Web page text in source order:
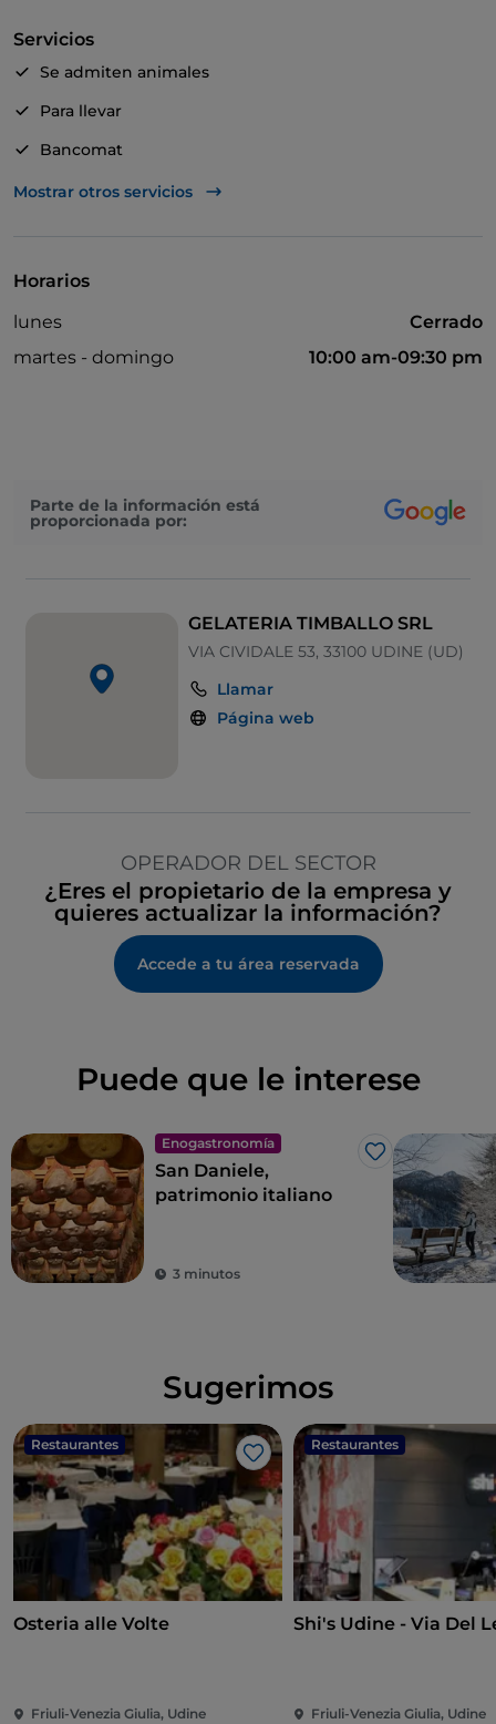
Servicios
Se admiten animales
Para llevar
Bancomat
Mastercard
Mostrar otros servicios
Horarios
lunes
Cerrado
martes - domingo
10:00 am-09:30 pm
Parte de la información está
proporcionada por:
GELATERIA TIMBALLO SRL
VIA CIVIDALE 53, 33100 UDINE (UD)
Llamar
Página web
OPERADOR DEL SECTOR
¿Eres el propietario de la empresa y
quieres actualizar la información?
Accede a tu área reservada
Puede que le interese
Enogastronomía
Me gusta
San Daniele,
patrimonio italiano
3 minutos
Sugerimos
Restaurantes
Me gusta
Osteria alle Volte
Friuli-Venezia Giulia, Udine
Restaurantes
Shi's Udine - Via Del
Friuli-Venezia Giulia, Udine